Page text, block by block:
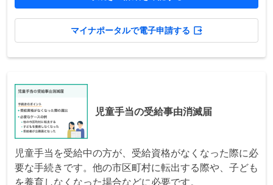
マイナポータルで電子申請する
児童手当の受給事由消滅届
児童手当を受給中の方が、受給資格がなくなった際に必
要な手続きです。他の市区町村に転出する際や、子ども
を養育しなくなった場合などに必要です。